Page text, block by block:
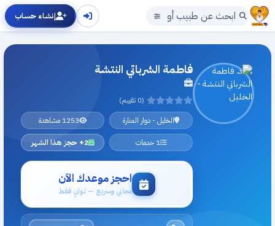
إنشاء حساب
فاطمة الشرباتي النتشة
(0 تقييم)
الخليل - دوار المنارة
1253 مشاهدة
1 خدمات
2+ حجز هذا الشهر
احجز موعدك الآن
مجاني وسريع — ثوانٍ فقط